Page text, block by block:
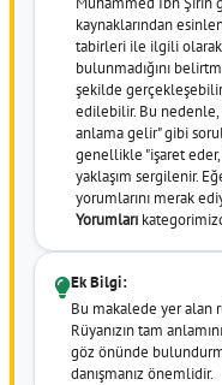
kaynaklarından
tabirleri ile ilgili
bulunmadığını
şekilde
edilebilir. Bu nedenle,
anlama gelir" gibi
genellikle "işaret
yaklaşım sergilenir.
yorumlarını merak
Yorumları
Ek Bilgi:
Bu makalede yer alan
Rüyanızın tam
göz önünde
danışmanız önemlidir.